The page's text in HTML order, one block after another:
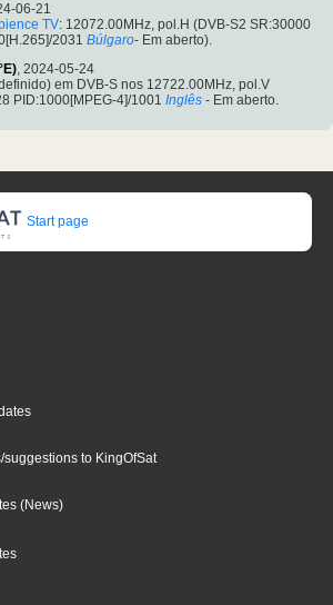
06-21
TV: 12072.00MHz, pol.H (DVB-S2 SR:30000
2031 Búlgaro- Em aberto).
, 2024-05-24
em DVB-S nos 12722.00MHz, pol.V
PID:1000[MPEG-4]/1001 Inglês - Em aberto.
Start page
to KingOfSat
(News)